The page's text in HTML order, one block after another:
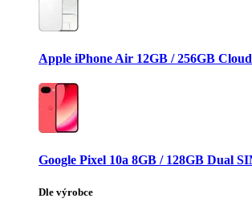
Apple iPhone Air 12GB / 256GB
Google Pixel 10a 8GB / 128GB Dual
Dle výrobce